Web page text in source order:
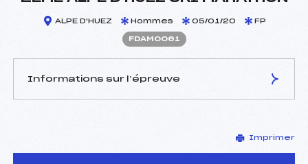
ALPE D'HUEZ Hommes 05/01/20 FP
FDAM0061
Informations sur l’épreuve
JACQUES BRICE (DA)
D.T Adjoint :
PICARD WILLIAM (DA)
Imprimer